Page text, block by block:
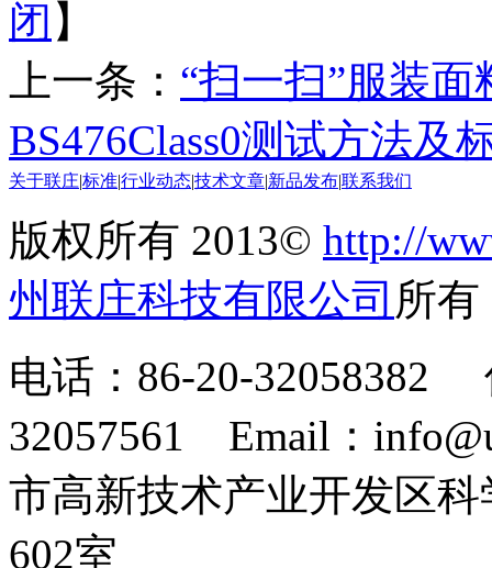
闭 】
上一条： “扫一扫”服装
BS476Class0测试方法及
关于联庄标准行业动态技术文章 新品发布联系我们
版权所有 2013© http://
州联庄科技有限公司 所
电话：86-20-32058382
32057561 Email：
市高新技术产业开发区
602室